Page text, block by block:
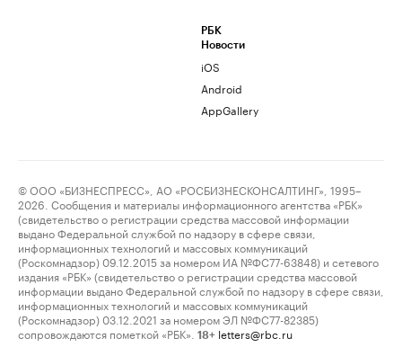
РБК
Новости
iOS
Android
AppGallery
© ООО «БИЗНЕСПРЕСС», АО «РОСБИЗНЕСКОНСАЛТИНГ», 1995–
2026. Сообщения и материалы информационного агентства «РБК»
(свидетельство о регистрации средства массовой информации
выдано Федеральной службой по надзору в сфере связи,
информационных технологий и массовых коммуникаций
(Роскомнадзор) 09.12.2015 за номером ИА №ФС77-63848) и сетевого
издания «РБК» (свидетельство о регистрации средства массовой
информации выдано Федеральной службой по надзору в сфере связи,
информационных технологий и массовых коммуникаций
(Роскомнадзор) 03.12.2021 за номером ЭЛ №ФС77-82385)
сопровождаются пометкой «РБК».
18+ letters@rbc.ru